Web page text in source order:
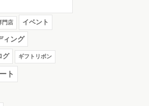
門店 イベント
ィング
グ ギフトリボン
ト